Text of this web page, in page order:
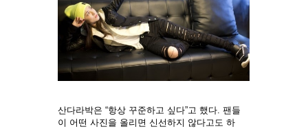
산다라박은 “항상 꾸준하고 싶다”고 했다. 팬들
이 어떤 사진을 올리면 신선하지 않다고도 하